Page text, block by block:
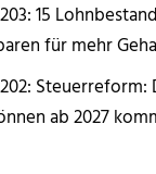
15
für mehr
Steuerreform:
ab 2027